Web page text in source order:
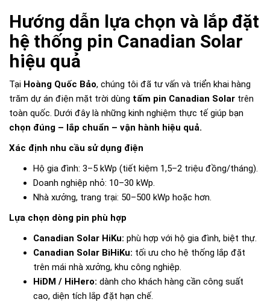
Hướng dẫn lựa chọn và lắp đặt
hệ thống pin Canadian Solar
hiệu quả
Tại Hoàng Quốc Bảo, chúng tôi đã tư vấn và triển khai hàng
trăm dự án điện mặt trời dùng tấm pin Canadian Solar trên
toàn quốc. Dưới đây là những kinh nghiệm thực tế giúp bạn
chọn đúng – lắp chuẩn – vận hành hiệu quả.
Xác định nhu cầu sử dụng điện
Hộ gia đình: 3–5 kWp (tiết kiệm 1,5–2 triệu đồng/tháng).
Doanh nghiệp nhỏ: 10–30 kWp.
Nhà xưởng, trang trại: 50–500 kWp hoặc hơn.
Lựa chọn dòng pin phù hợp
Canadian Solar HiKu: phù hợp với hộ gia đình, biệt thự.
Canadian Solar BiHiKu: tối ưu cho hệ thống lắp đặt
trên mái nhà xưởng, khu công nghiệp.
HiDM / HiHero: dành cho khách hàng cần công suất
cao, diện tích lắp đặt hạn chế.